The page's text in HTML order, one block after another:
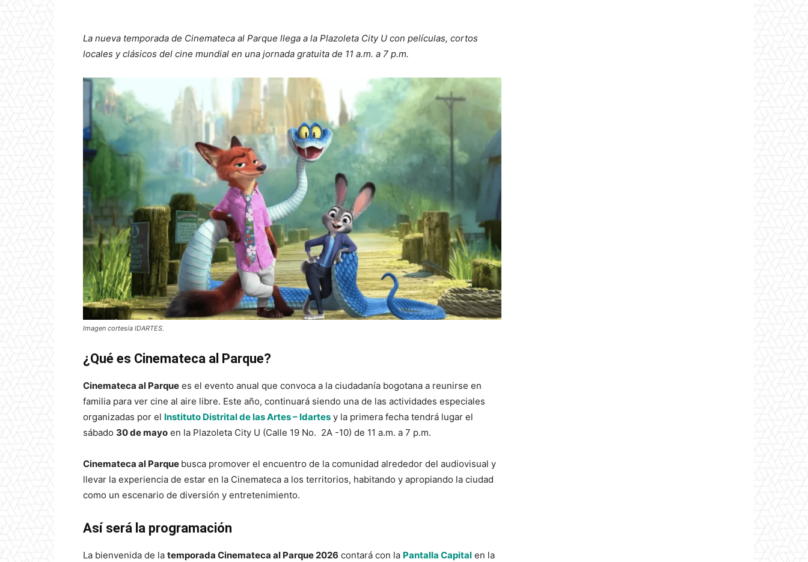
La nueva temporada de Cinemateca al Parque llega a la Plazoleta City U con películas, cortos
locales y clásicos del cine mundial en una jornada gratuita de 11 a.m. a 7 p.m.
Imagen cortesía IDARTES.
¿Qué es Cinemateca al Parque?
Cinemateca al Parque es el evento anual que convoca a la ciudadanía bogotana a reunirse en
familia para ver cine al aire libre. Este año, continuará siendo una de las actividades especiales
organizadas por el Instituto Distrital de las Artes – Idartes y la primera fecha tendrá lugar el
sábado 30 de mayo en la Plazoleta City U (Calle 19 No. 2A -10) de 11 a.m. a 7 p.m.
Cinemateca al Parque busca promover el encuentro de la comunidad alrededor del audiovisual y
llevar la experiencia de estar en la Cinemateca a los territorios, habitando y apropiando la ciudad
como un escenario de diversión y entretenimiento.
Así será la programación
La bienvenida de la temporada Cinemateca al Parque 2026 contará con la Pantalla Capital en la